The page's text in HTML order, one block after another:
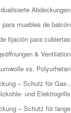
Abdeckungen
para muebles de balcón
fijación para cubiertas
& Ventilation
vs. Polyurhetan
– Schutz für Gas‑,
und Elektrogrills
– Schutz für lange